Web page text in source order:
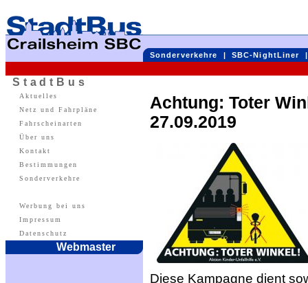
Sonderverkehre | SBC-NightLiner
StadtBus
Aktuelles
Netz und Fahrpläne
Fahrscheinarten
Über uns
Kontakt
Bestimmungen
Sonderverkehre
Werbung bei uns
Impressum
Datenschutz
Webmaster
Achtung: Toter
27.09.2019
Diese Kampagne dient